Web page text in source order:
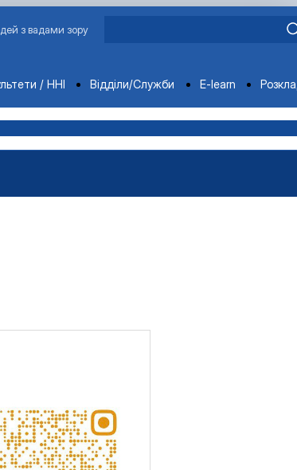
з вадами зору
/ ННІ Відділи/Служби E-learn